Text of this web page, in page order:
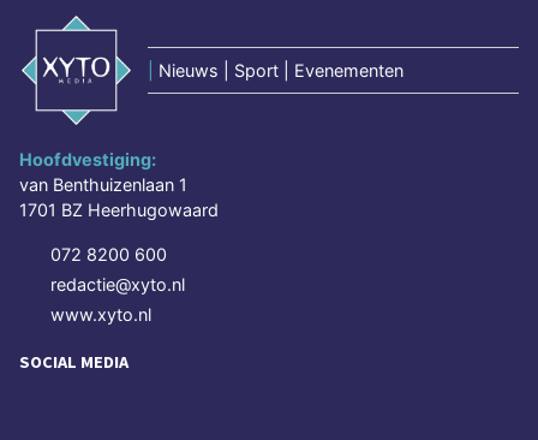
Nieuws | Sport | Evenementen
Hoofdvestiging:
van Benthuizenlaan 1
1701 BZ Heerhugowaard
072 8200 600
redactie@xyto.nl
www.xyto.nl
SOCIAL MEDIA